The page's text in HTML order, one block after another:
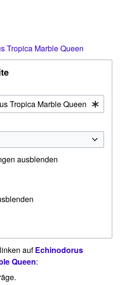
Tropica Marble Queen
ausblenden
aufEchinodorus
Queen: